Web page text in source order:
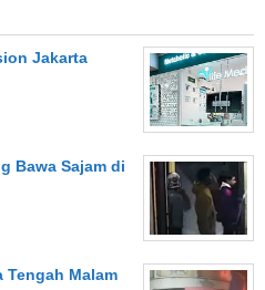
Jakarta
Bawa Sajam di
Tengah Malam